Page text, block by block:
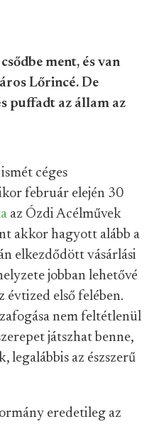
ment, és van
Lőrincé. De
puffadt az állam az
céges
február elején 30
az Ózdi Acélművek
akkor hagyott alább a
elkezdődött vásárlási
jobban lehetővé
évtized első felében.
nem feltétlenül
játszhat benne,
legalábbis az észszerű
eredetileg az